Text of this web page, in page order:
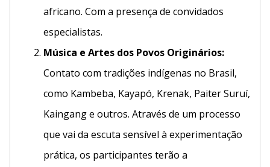
africano. Com a presença de convidados
especialistas.
Música e Artes dos Povos Originários:
Contato com tradições indígenas no Brasil,
como Kambeba, Kayapó, Krenak, Paiter Suruí,
Kaingang e outros. Através de um processo
que vai da escuta sensível à experimentação
prática, os participantes terão a